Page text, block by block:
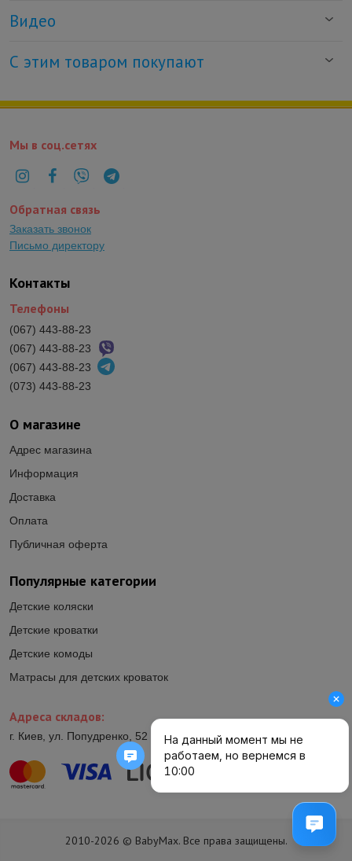
Видео
С этим товаром покупают
Популярные категории
Детские коляски
Детские кроватки
Детские комоды
Матрасы для детских кроваток
О магазине
Адрес магазина
Информация
Доставка
Оплата
Публичная оферта
Контакты
Телефоны
(067) 443-88-23
(067) 443-88-23
(067) 443-88-23
(073) 443-88-23
Адреса складов:
г. Киев, ул. Попудренко, 52 (ул.Гетьмана Павла Полуботка, 52)
Мы в соц.сетях
Обратная связь
Заказать звонок
Письмо директору
2010-2026 © BabyMax. Все права защищены.